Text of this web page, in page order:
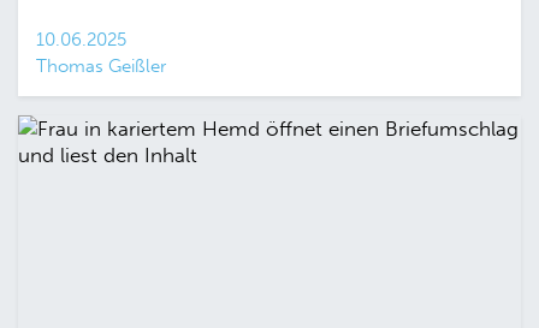
10.06.2025
Thomas Geißler